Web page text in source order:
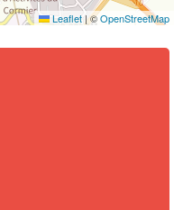
Leaflet |©OpenStreetMap